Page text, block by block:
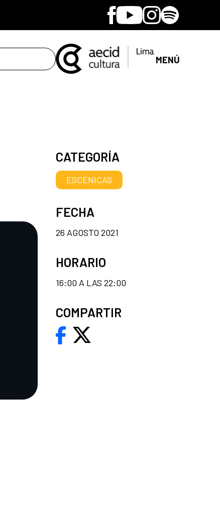
Facebook
YoutubeInstagram
Spotify
MENÚ
CATEGORÍA
ESCÉNICAS
FECHA
26 AGOSTO 2021
HORARIO
16:00 A LAS 22:00
COMPARTIR